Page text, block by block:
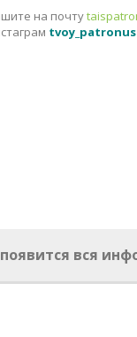
на почту
tvoy_patronus
вся